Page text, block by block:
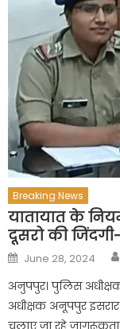
Breaking News
यातायात के
दूसरो की जिंदगी-
Posted
on
June 28, 2024
अनुपपुर। पुलिस
अधीक्षक अनूपपुर